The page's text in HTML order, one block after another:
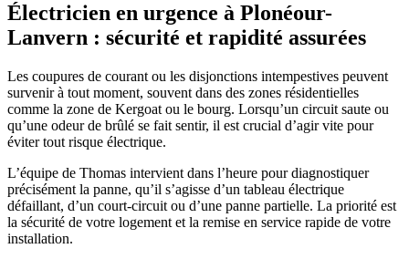
Électricien en urgence à Plonéour-
Lanvern : sécurité et rapidité assurées
Les coupures de courant ou les disjonctions intempestives peuvent
survenir à tout moment, souvent dans des zones résidentielles
comme la zone de Kergoat ou le bourg. Lorsqu’un circuit saute ou
qu’une odeur de brûlé se fait sentir, il est crucial d’agir vite pour
éviter tout risque électrique.
L’équipe de Thomas intervient dans l’heure pour diagnostiquer
précisément la panne, qu’il s’agisse d’un tableau électrique
défaillant, d’un court-circuit ou d’une panne partielle. La priorité est
la sécurité de votre logement et la remise en service rapide de votre
installation.